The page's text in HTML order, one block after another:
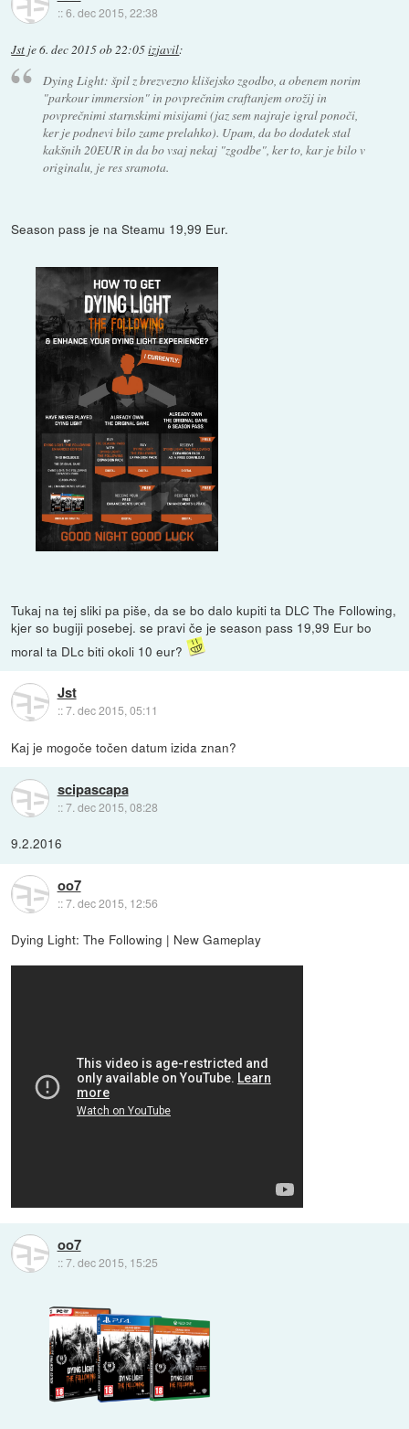
::6. dec 2015, 22:38
Jst je6. dec 2015 ob 22:05izjavil:
Dying Light: špil z brezvezno klišejsko zgodbo, a obenem norim
"parkour immersion" in povprečnim craftanjem orožij in
povprečnimi starnskimi misijami (jaz sem najraje igral ponoči,
ker je podnevi bilo zame prelahko). Upam, da bo dodatek stal
kakšnih 20EUR in da bo vsaj nekaj "zgodbe", ker to, kar je bilo v
originalu, je res sramota.
Season pass je na Steamu 19,99 Eur.
Tukaj na tej sliki pa piše, da se bo dalo kupiti ta DLC The Following,
kjer so bugiji posebej. se pravi če je season pass 19,99 Eur bo
moral ta DLc biti okoli 10 eur?
Jst
::7. dec 2015, 05:11
Kaj je mogoče točen datum izida znan?
scipascapa
::7. dec 2015, 08:28
9.2.2016
oo7
::7. dec 2015, 12:56
Dying Light: The Following | New Gameplay
oo7
::7. dec 2015, 15:25